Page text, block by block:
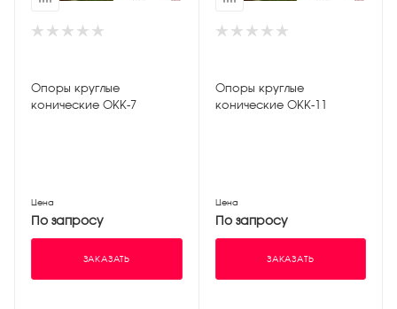
Опоры круглые
конические ОКК-7
Цена
По запросу
ЗАКАЗАТЬ
Опоры круглые
конические ОКК-11
Цена
По запросу
ЗАКАЗАТЬ